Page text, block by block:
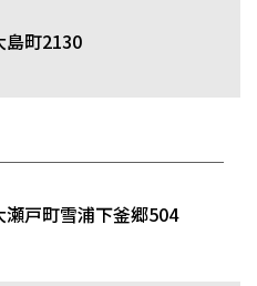
町2130
戸町雪浦下釜郷504